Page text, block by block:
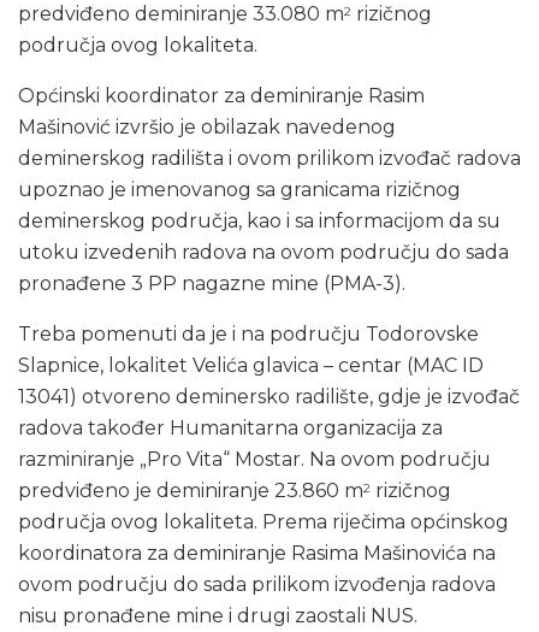
predviđeno deminiranje 33.080 m2 rizičnog
područja ovog lokaliteta.
Općinski koordinator za deminiranje Rasim
Mašinović izvršio je obilazak navedenog
deminerskog radilišta i ovom prilikom izvođač radova
upoznao je imenovanog sa granicama rizičnog
deminerskog područja, kao i sa informacijom da su
utoku izvedenih radova na ovom području do sada
pronađene 3 PP nagazne mine (PMA-3).
Treba pomenuti da je i na području Todorovske
Slapnice, lokalitet Velića glavica – centar (MAC ID
13041) otvoreno deminersko radilište, gdje je izvođač
radova također Humanitarna organizacija za
razminiranje „Pro Vita“ Mostar. Na ovom području
predviđeno je deminiranje 23.860 m2 rizičnog
područja ovog lokaliteta. Prema riječima općinskog
koordinatora za deminiranje Rasima Mašinovića na
ovom području do sada prilikom izvođenja radova
nisu pronađene mine i drugi zaostali NUS.